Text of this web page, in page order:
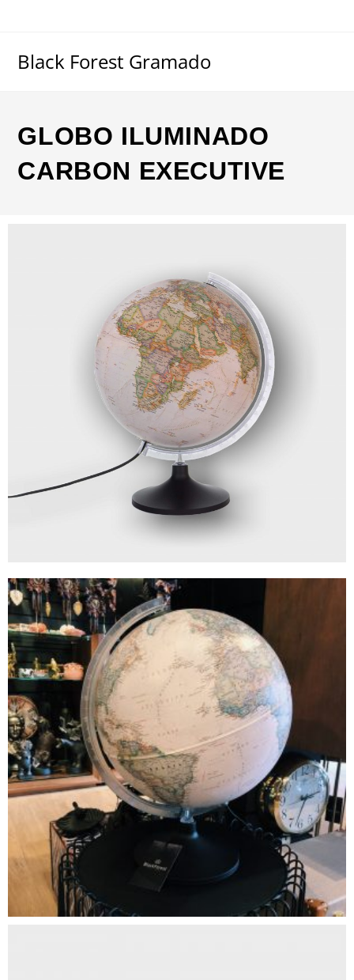
Black Forest Gramado
GLOBO ILUMINADO
CARBON EXECUTIVE